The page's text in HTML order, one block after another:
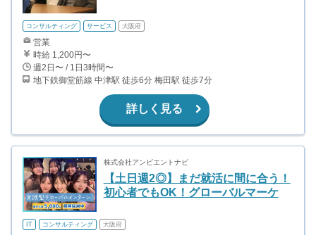
コンサルティング サービス 大阪府
営業
時給 1,200円〜
週2日〜 / 1日3時間〜
地下鉄御堂筋線 中津駅 徒歩6分 梅田駅 徒歩7分
詳しく見る
株式会社アンビエントナビ
【土日週2◎】まだ就活に間に合う！
初心者でもOK！グローバルマーケ
IT コンサルティング 大阪府